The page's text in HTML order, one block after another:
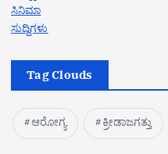
ಸಿನಿಮಾ
ಸುದ್ದಿಗಳು
Tag Clouds
ಆರೋಗ್ಯ ಕ್ರೀಡಾಜಗತ್ತು